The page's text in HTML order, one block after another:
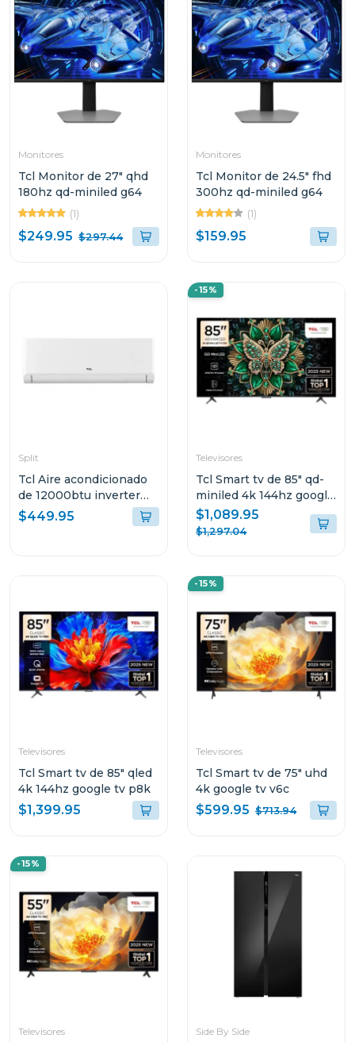
Monitores
Tcl Monitor de 27" qhd
180hz qd-miniled g64
(1)
$249.95 $297.44
Monitores
Tcl Monitor de 24.5" fhd
300hz qd-miniled g64
(1)
$159.95
Split
Tcl Aire acondicionado
de 12000btu inverter
wi-fi r32 tac12csdi
$449.95
-15%
Televisores
Tcl Smart tv de 85" qd-
miniled 4k 144hz google
tv c6k
$1,089.95
$1,297.04
Televisores
Tcl Smart tv de 85" qled
4k 144hz google tv p8k
$1,399.95
-15%
Televisores
Tcl Smart tv de 75" uhd
4k google tv v6c
$599.95 $713.94
-15%
Televisores Side By Side